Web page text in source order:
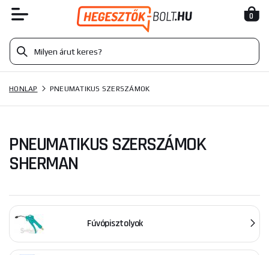
0
HONLAP PNEUMATIKUS SZERSZÁMOK
PNEUMATIKUS SZERSZÁMOK
SHERMAN
Fúvópisztolyok